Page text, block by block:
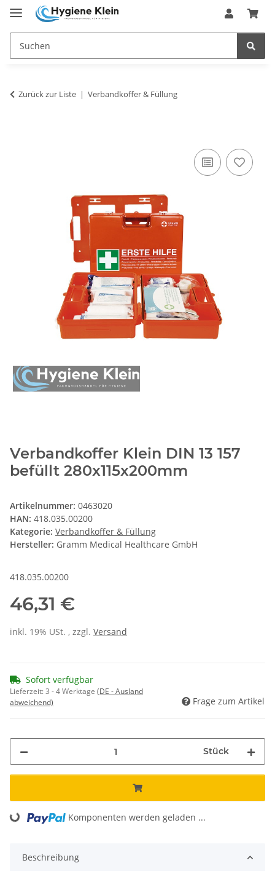
Zurück zur Liste Verbandkoffer & Füllung
Verbandkoffer Klein DIN 13 157
befüllt 280x115x200mm
Artikelnummer: 0463020
HAN: 418.035.00200
Kategorie: Verbandkoffer & Füllung
Hersteller: Gramm Medical Healthcare GmbH
418.035.00200
46,31 €
inkl. 19% USt. , zzgl. Versand
Sofort verfügbar
Lieferzeit:3 - 4 Werktage (DE - Ausland
abweichend)
Frage zum Artikel
Stück
Loading... Komponenten werden geladen ...
Beschreibung